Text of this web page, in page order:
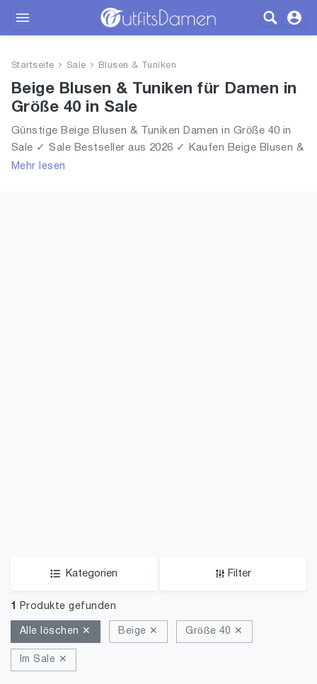
Bekleidung
Schuhe
Startseite Sale Blusen & Tuniken
Beige Blusen & Tuniken für Damen in
Größe 40 in Sale
Günstige Beige Blusen & Tuniken Damen in Größe 40 in
Sale ✓ Sale Bestseller aus 2026 ✓ Kaufen Beige Blusen &
Tuniken für Frauen in Größe 40 in Sale!
Mehr lesen
Kategorien Filter
1 Produkte gefunden
Alle löschen ✕ Beige ✕ Größe 40 ✕
Im Sale ✕